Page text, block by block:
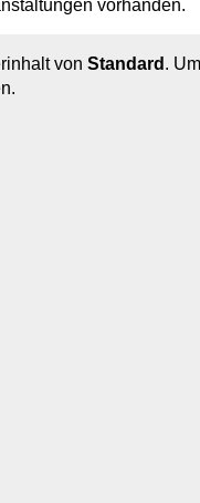
vorhanden.
von Standard .